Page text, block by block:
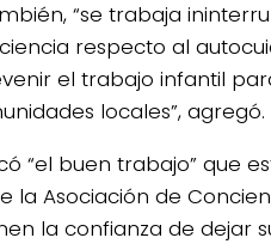
“se trabaja
respecto al
el trabajo infantil
locales”, agregó.
“el buen trabajo” que
la Asociación de
la confianza de dejar